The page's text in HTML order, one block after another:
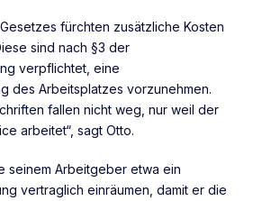
fürchten zusätzliche Kosten
sind nach §3 der
verpflichtet, eine
des Arbeitsplatzes vorzunehmen.
fallen nicht weg, nur weil der
arbeitet“, sagt Otto.
seinem Arbeitgeber etwa ein
vertraglich einräumen, damit er die